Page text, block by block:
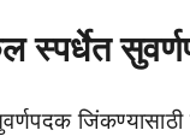
स्पर्धेत